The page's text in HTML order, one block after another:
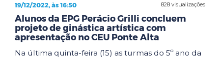
828 visualizações
19/12/2022, às 16:50
Alunos da EPG Perácio Grilli concluem
projeto de ginástica artística com
apresentação no CEU Ponte Alta
Na última quinta-feira (15) as turmas do 5º ano da